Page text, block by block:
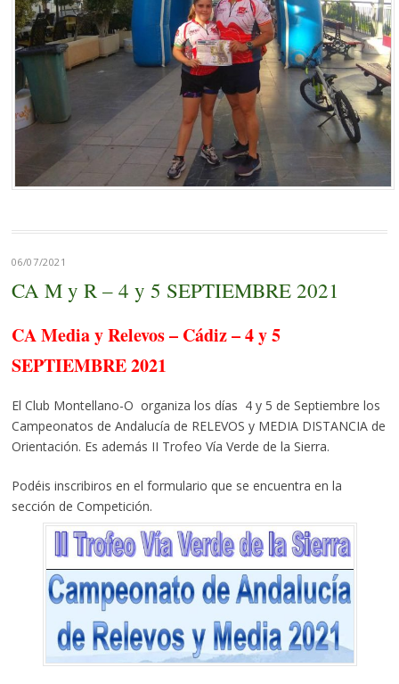
06/07/2021
CA M y R – 4 y 5 SEPTIEMBRE 2021
CA Media y Relevos – Cádiz – 4 y 5
SEPTIEMBRE 2021
El Club Montellano-O organiza los días 4 y 5 de Septiembre los
Campeonatos de Andalucía de RELEVOS y MEDIA DISTANCIA de
Orientación. Es además II Trofeo Vía Verde de la Sierra.
Podéis inscribiros en el formulario que se encuentra en la
sección de Competición.